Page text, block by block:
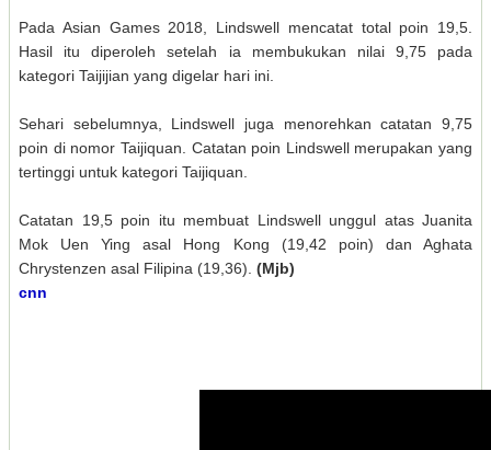
Pada Asian Games 2018, Lindswell mencatat total poin 19,5.
Hasil itu diperoleh setelah ia membukukan nilai 9,75 pada
kategori Taijijian yang digelar hari ini.
Sehari sebelumnya, Lindswell juga menorehkan catatan 9,75
poin di nomor Taijiquan. Catatan poin Lindswell merupakan yang
tertinggi untuk kategori Taijiquan.
Catatan 19,5 poin itu membuat Lindswell unggul atas Juanita
Mok Uen Ying asal Hong Kong (19,42 poin) dan Aghata
Chrystenzen asal Filipina (19,36). (Mjb)
cnn